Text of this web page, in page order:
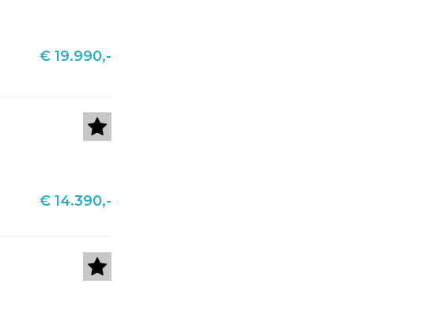
€ 19.990,-
€ 14.390,-